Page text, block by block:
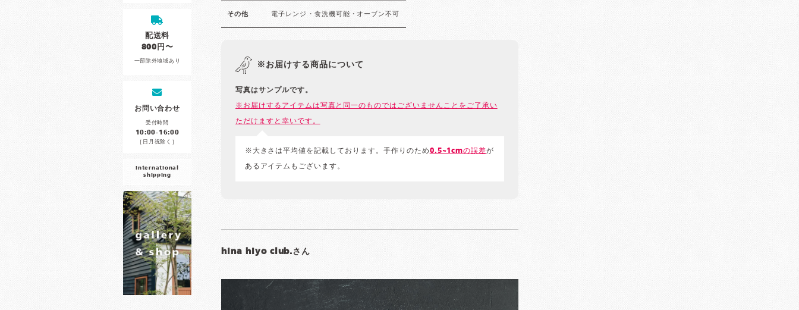
配送料
800円〜
一部除外地域あり
お問い合わせ
受付時間
10:00-16:00
［日月祝除く］
international
shipping
その他 電子レンジ・食洗機可能・オーブン不可
※お届けする商品について
写真はサンプルです。
※お届けするアイテムは写真と同一のものではございませんことをご了承い
ただけますと幸いです。
※大きさは平均値を記載しております。手作りのため0.5~1cmの誤差が
あるアイテムもございます。
hina hiyo club.さん